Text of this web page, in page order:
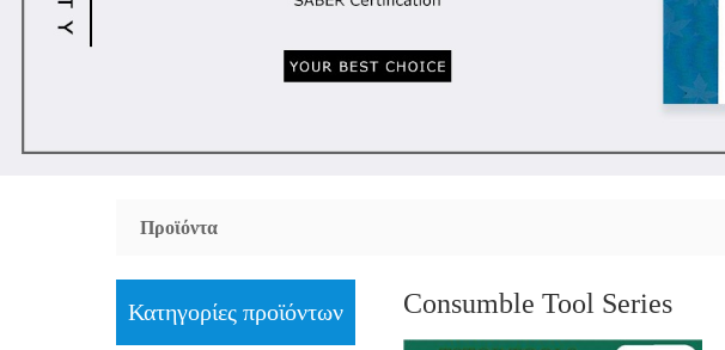
Προϊόντα
Κατηγορίες προϊόντων Consumble Tool Series